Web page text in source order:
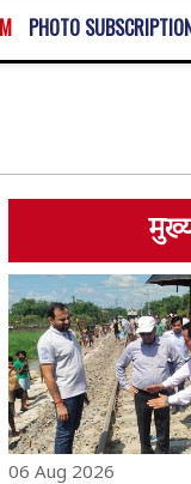
PHOTO
06 Aug 2026